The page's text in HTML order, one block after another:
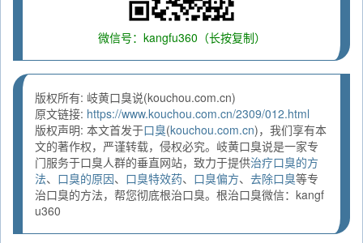
微信号：kangfu360（长按复制）
版权所有: 岐黄口臭说(kouchou.com.cn)
原文链接: https://www.kouchou.com.cn/2309/012.html
版权声明: 本文首发于口臭(kouchou.com.cn)，我们享有本
文的著作权，严谨转载，侵权必究。岐黄口臭说是一家专
门服务于口臭人群的垂直网站，致力于提供治疗口臭的方
法、 口臭的原因、 口臭特效药、 口臭偏方、 去除口臭等专
治口臭的方法，帮您彻底根治口臭。根治口臭微信：kangf
u360